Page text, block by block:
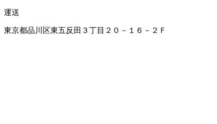
運送
東京都品川区東五反田３丁目２０－１６－２Ｆ